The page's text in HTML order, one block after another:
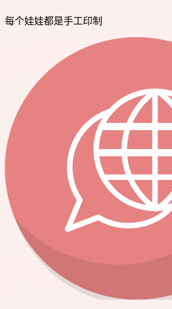
每个娃娃都是手工印制